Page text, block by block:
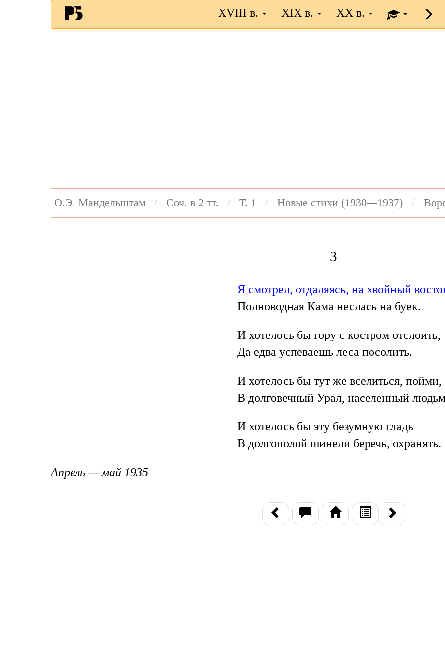
XVIII в. XIX в. XX в.
О.Э. Мандельштам Соч. в 2 тт. Т. 1 Новые стихи (1930—1937)
3
Я смотрел, отдаляясь, на хвойный
Полноводная Кама неслась на буек.
И хотелось бы гору с костром отслоить,
Да едва успеваешь леса посолить.
И хотелось бы тут же вселиться, пойми,
В долговечный Урал, населенный
И хотелось бы эту безумную гладь
В долгополой шинели беречь, охранять.
Апрель—май 1935